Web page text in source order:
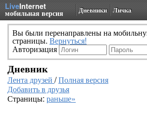
LiveInternet
мобильная версия Дневники Личка
Вы были перенаправлены на
страницы. Вернуться!
Авторизация
Дневник
Лента друзей /Полная версия
Добавить в друзья
Страницы: раньше»